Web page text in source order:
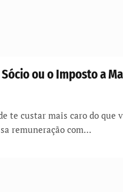
ou o Imposto a
te custar mais caro do que
remuneração com…